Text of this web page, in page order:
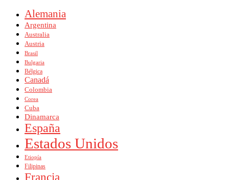
Alemania
Argentina
Australia
Austria
Brasil
Bulgaria
Bélgica
Canadá
Colombia
Corea
Cuba
Dinamarca
España
Estados Unidos
Etiopía
Filipinas
Francia